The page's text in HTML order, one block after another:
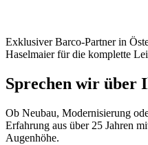
Exklusiver Barco-Partner in
Haselmaier für die komplette
Sprechen wir über
Ob Neubau, Modernisierung
Erfahrung aus über 25 Jahren
Augenhöhe.